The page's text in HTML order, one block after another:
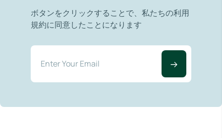
ボタンをクリックすることで、私たちの利用
規約に同意したことになります